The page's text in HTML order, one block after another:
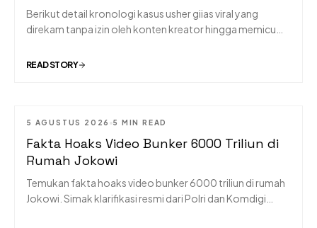
Berikut detail kronologi kasus usher giias viral yang
direkam tanpa izin oleh konten kreator hingga memicu
READ STORY
5 AGUSTUS 2026 5 MIN READ
Fakta Hoaks Video Bunker 6000 Triliun di
Rumah Jokowi
Temukan fakta hoaks video bunker 6000 triliun di rumah
Jokowi. Simak klarifikasi resmi dari Polri dan Komdigi